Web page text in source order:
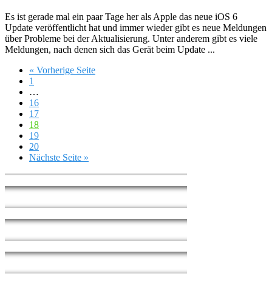
Es ist gerade mal ein paar Tage her als Apple das neue iOS 6
Update veröffentlicht hat und immer wieder gibt es neue Meldungen
über Probleme bei der Aktualisierung. Unter anderem gibt es viele
Meldungen, nach denen sich das Gerät beim Update ...
« Vorherige Seite
1
…
16
17
18
19
20
Nächste Seite »